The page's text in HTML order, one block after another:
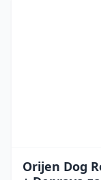
Orijen Dog